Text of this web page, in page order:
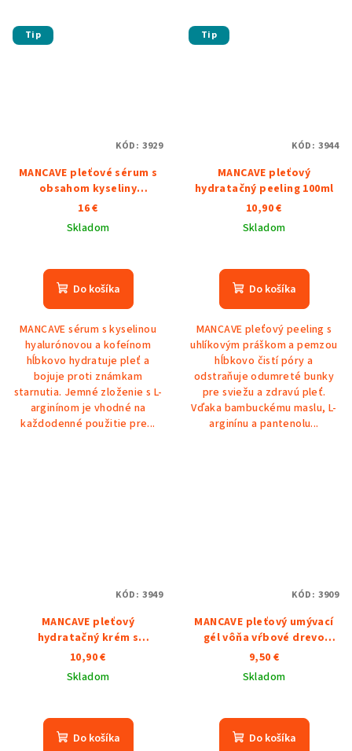
Tip
MANCAVE pleťové sérum s
obsahom kyseliny
hyaluronovej 50ml
16 €
Skladom
Do košíka
MANCAVE sérum s kyselinou
hyalurónovou a kofeínom
hĺbkovo hydratuje pleť a
bojuje proti známkam
starnutia. Jemné zloženie s L-
arginínom je vhodné na
každodenné použitie pre...
KÓD: 3929
Tip
MANCAVE pleťový
hydratačný peeling 100ml
10,90 €
Skladom
Do košíka
MANCAVE pleťový peeling s
uhlíkovým práškom a pemzou
hĺbkovo čistí póry a
odstraňuje odumreté bunky
pre sviežu a zdravú pleť.
Vďaka bambuckému maslu, L-
arginínu a pantenolu...
KÓD: 3944
MANCAVE pleťový
hydratačný krém s
KOFEÍNOM
10,90 €
Skladom
Do košíka
KÓD: 3949
MANCAVE pleťový umývací
gél vôňa vŕbové drevo
125ml
9,50 €
Skladom
Do košíka
KÓD: 3909